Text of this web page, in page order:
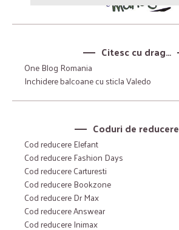
Citesc cu drag…
One Blog Romania
Inchidere balcoane cu sticla Valedo
Coduri de reducere
Cod reducere Elefant
Cod reducere Fashion Days
Cod reducere Carturesti
Cod reducere Bookzone
Cod reducere Dr Max
Cod reducere Answear
Cod reducere Inimax